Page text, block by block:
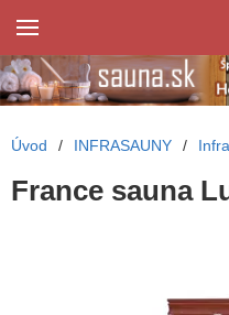
Úvod / INFRASAUNY /
France sauna